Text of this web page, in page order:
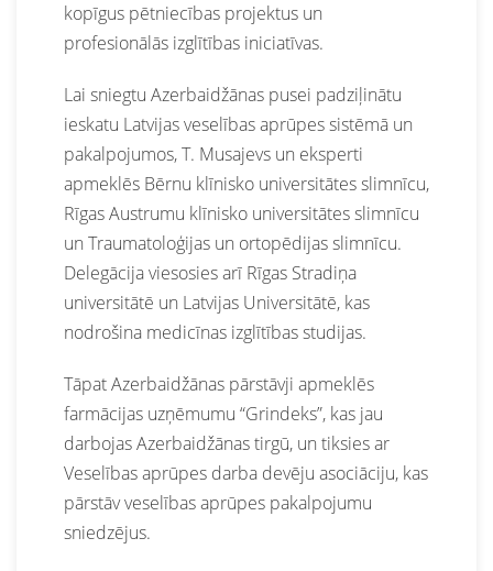
kopīgus pētniecības projektus un
profesionālās izglītības iniciatīvas.
Lai sniegtu Azerbaidžānas pusei padziļinātu
ieskatu Latvijas veselības aprūpes sistēmā un
pakalpojumos, T. Musajevs un eksperti
apmeklēs Bērnu klīnisko universitātes slimnīcu,
Rīgas Austrumu klīnisko universitātes slimnīcu
un Traumatoloģijas un ortopēdijas slimnīcu.
Delegācija viesosies arī Rīgas Stradiņa
universitātē un Latvijas Universitātē, kas
nodrošina medicīnas izglītības studijas.
Tāpat Azerbaidžānas pārstāvji apmeklēs
farmācijas uzņēmumu “Grindeks”, kas jau
darbojas Azerbaidžānas tirgū, un tiksies ar
Veselības aprūpes darba devēju asociāciju, kas
pārstāv veselības aprūpes pakalpojumu
sniedzējus.